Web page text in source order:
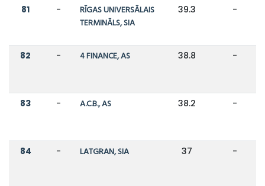
81 -
RĪGAS UNIVERSĀLAIS
TERMINĀLS, SIA
39.3 -
82 - 4 FINANCE, AS 38.8 -
83 - A.C.B., AS 38.2 -
84 - LATGRAN, SIA 37 -